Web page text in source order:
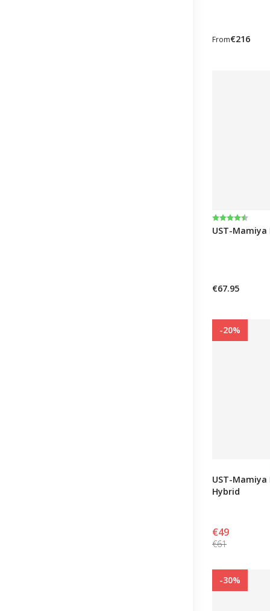
From€216
Bewertung:
4.7 von 5
UST-Mamiya
€67.95
-20%
UST-Mamiya
Hybrid
€49
€61
-30%